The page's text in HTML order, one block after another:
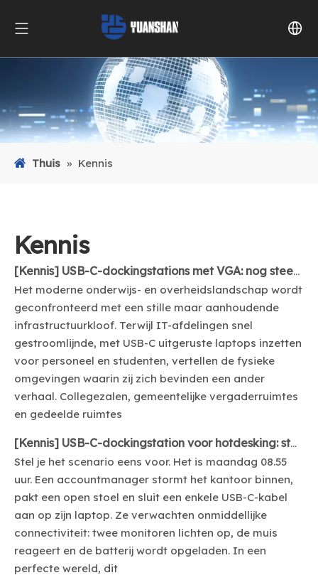
Thuis » Kennis
Kennis
[Kennis] USB-C-dockingstations met VGA: nog steeds nodig? (Onderwijs & Overheid)
Het moderne onderwijs- en overheidslandschap wordt
geconfronteerd met een stille maar aanhoudende
infrastructuurkloof. Terwijl IT-afdelingen snel
gestroomlijnde, met USB-C uitgeruste laptops inzetten
voor personeel en studenten, vertellen de fysieke
omgevingen waarin zij zich bevinden een ander
verhaal. Collegezalen, gemeentelijke vergaderruimtes
en gedeelde ruimtes
[Kennis] USB-C-dockingstation voor hotdesking: standaardpoorten vereist
Stel je het scenario eens voor. Het is maandag 08.55
uur. Een accountmanager stormt het kantoor binnen,
pakt een open stoel en sluit een enkele USB-C-kabel
aan op zijn laptop. Ze verwachten onmiddellijke
connectiviteit: twee monitoren lichten op, de muis
reageert en de batterij wordt opgeladen. In een
perfecte wereld, dit